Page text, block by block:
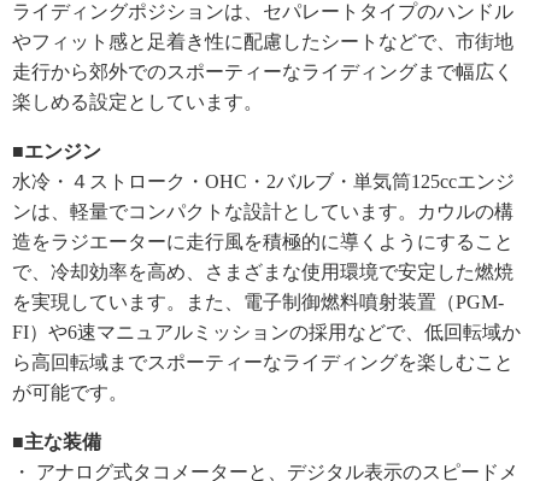
ライディングポジションは、セパレートタイプのハンドル
やフィット感と足着き性に配慮したシートなどで、市街地
走行から郊外でのスポーティーなライディングまで幅広く
楽しめる設定としています。
■エンジン
水冷・４ストローク・OHC・2バルブ・単気筒125ccエンジ
ンは、軽量でコンパクトな設計としています。カウルの構
造をラジエーターに走行風を積極的に導くようにすること
で、冷却効率を高め、さまざまな使用環境で安定した燃焼
を実現しています。また、電子制御燃料噴射装置（PGM-
FI）や6速マニュアルミッションの採用などで、低回転域か
ら高回転域までスポーティーなライディングを楽しむこと
が可能です。
■主な装備
・ アナログ式タコメーターと、デジタル表示のスピードメ